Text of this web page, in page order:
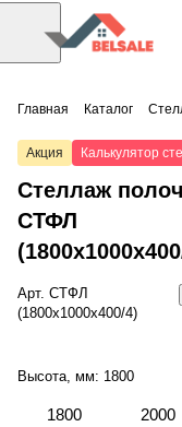
Главная Каталог
Акция Калькулятор
Стеллаж
СТФЛ
Арт. СТФЛ
(1800x1000x400/4)
Высота, мм: 1800
1800 2000